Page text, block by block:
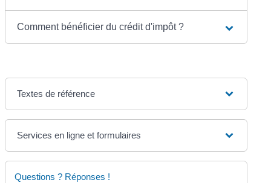
Comment bénéficier du crédit d'impôt ?
Textes de référence
Services en ligne et formulaires
Questions ? Réponses !